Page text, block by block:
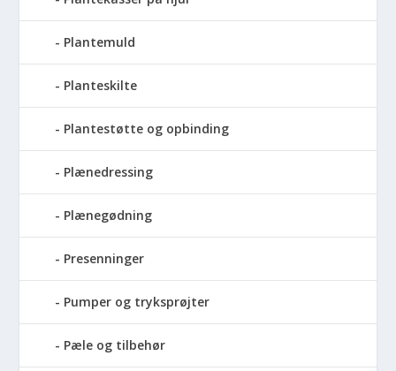
Plantemuld
Planteskilte
Plantestøtte og opbinding
Plænedressing
Plænegødning
Presenninger
Pumper og tryksprøjter
Pæle og tilbehør